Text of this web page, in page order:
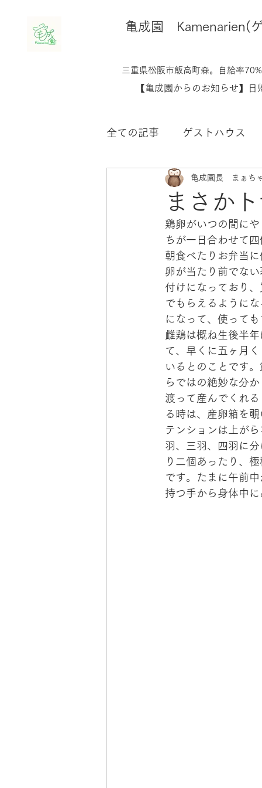
亀成園 Kamenarien(
三重県松阪市飯高町森。自給率
【亀成園からのお知らせ】
全ての記事 ゲストハウス
鶏のこと 生き物たちの
まさか
亀成園長 まぁち
鶏卵がいつの間に
ちが一日合わせて
朝食べたりお弁当
卵が当たり前でな
付けになっており
でもらえるように
になって、使って
雌鶏は概ね生後半
て、早くに五ヶ月
いるとのことです
らではの絶妙な分
渡って産んでくれ
る時は、産卵箱を
テンションは上が
羽、三羽、四羽に
り二個あったり、
です。たまに午前
持つ手から身体中